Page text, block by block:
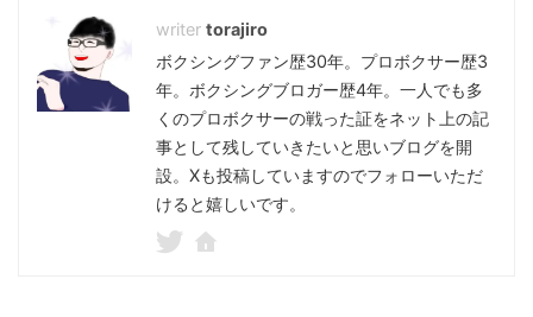
torajiro
ボクシングファン歴30年。プロボクサー歴3
年。ボクシングブロガー歴4年。一人でも多
くのプロボクサーの戦った証をネット上の記
事として残していきたいと思いブログを開
設。Xも投稿していますのでフォローいただ
けると嬉しいです。